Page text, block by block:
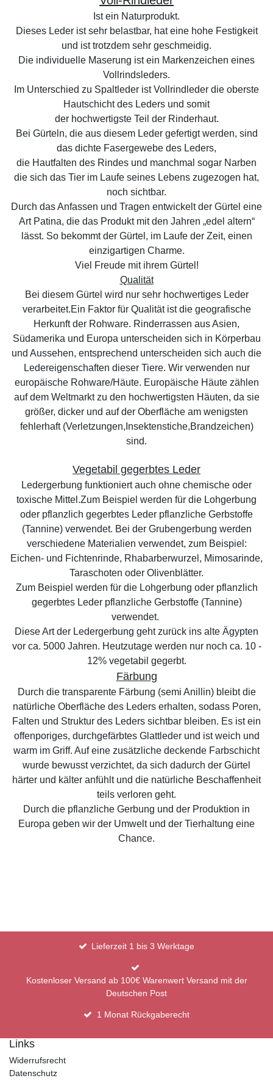
Ist ein Naturprodukt.
Dieses Leder ist sehr belastbar, hat eine hohe Festigkeit
und ist trotzdem sehr geschmeidig.
Die individuelle Maserung ist ein Markenzeichen eines
Vollrindsleders.
Im Unterschied zu Spaltleder ist Vollrindleder die oberste
Hautschicht des Leders und somit
der hochwertigste Teil der Rinderhaut.
Bei Gürteln, die aus diesem Leder gefertigt werden, sind
das dichte Fasergewebe des Leders,
die Hautfalten des Rindes und manchmal sogar Narben
die sich das Tier im Laufe seines Lebens zugezogen hat,
noch sichtbar.
Durch das Anfassen und Tragen entwickelt der Gürtel eine
Art Patina, die das Produkt mit den Jahren „edel altern“
lässt. So bekommt der Gürtel, im Laufe der Zeit, einen
einzigartigen Charme.
Viel Freude mit ihrem Gürtel!
Qualität
Bei diesem Gürtel wird nur sehr hochwertiges Leder
verarbeitet.Ein Faktor für Qualität ist die geografische
Herkunft der Rohware. Rinderrassen aus Asien,
Südamerika und Europa unterscheiden sich in Körperbau
und Aussehen, entsprechend unterscheiden sich auch die
Ledereigenschaften dieser Tiere. Wir verwenden nur
europäische Rohware/Häute. Europäische Häute zählen
auf dem Weltmarkt zu den hochwertigsten Häuten, da sie
größer, dicker und auf der Oberfläche am wenigsten
fehlerhaft (Verletzungen,Insektenstiche,Brandzeichen)
sind.
Vegetabil gegerbtes Leder
Ledergerbung funktioniert auch ohne chemische oder
toxische Mittel.Zum Beispiel werden für die Lohgerbung
oder pflanzlich gegerbtes Leder pflanzliche Gerbstoffe
(Tannine) verwendet. Bei der Grubengerbung werden
verschiedene Materialien verwendet, zum Beispiel:
Eichen- und Fichtenrinde, Rhabarberwurzel, Mimosarinde,
Taraschoten oder Olivenblätter.
Zum Beispiel werden für die Lohgerbung oder pflanzlich
gegerbtes Leder pflanzliche Gerbstoffe (Tannine)
verwendet.
Diese Art der Ledergerbung geht zurück ins alte Ägypten
vor ca. 5000 Jahren. Heutzutage werden nur noch ca. 10 -
12% vegetabil gegerbt.
Färbung
Durch die transparente Färbung (semi Anillin) bleibt die
natürliche Oberfläche des Leders erhalten, sodass Poren,
Falten und Struktur des Leders sichtbar bleiben. Es ist ein
offenporiges, durchgefärbtes Glattleder und ist weich und
warm im Griff. Auf eine zusätzliche deckende Farbschicht
wurde bewusst verzichtet, da sich dadurch der Gürtel
härter und kälter anfühlt und die natürliche Beschaffenheit
teils verloren geht.
Durch die pflanzliche Gerbung und der Produktion in
Europa geben wir der Umwelt und der Tierhaltung eine
Chance.
Lieferzeit 1 bis 3 Werktage
Kostenloser Versand ab 100€ Warenwert Versand mit der
Deutschen Post
1 Monat Rückgaberecht
Links
Widerrufsrecht
Datenschutz